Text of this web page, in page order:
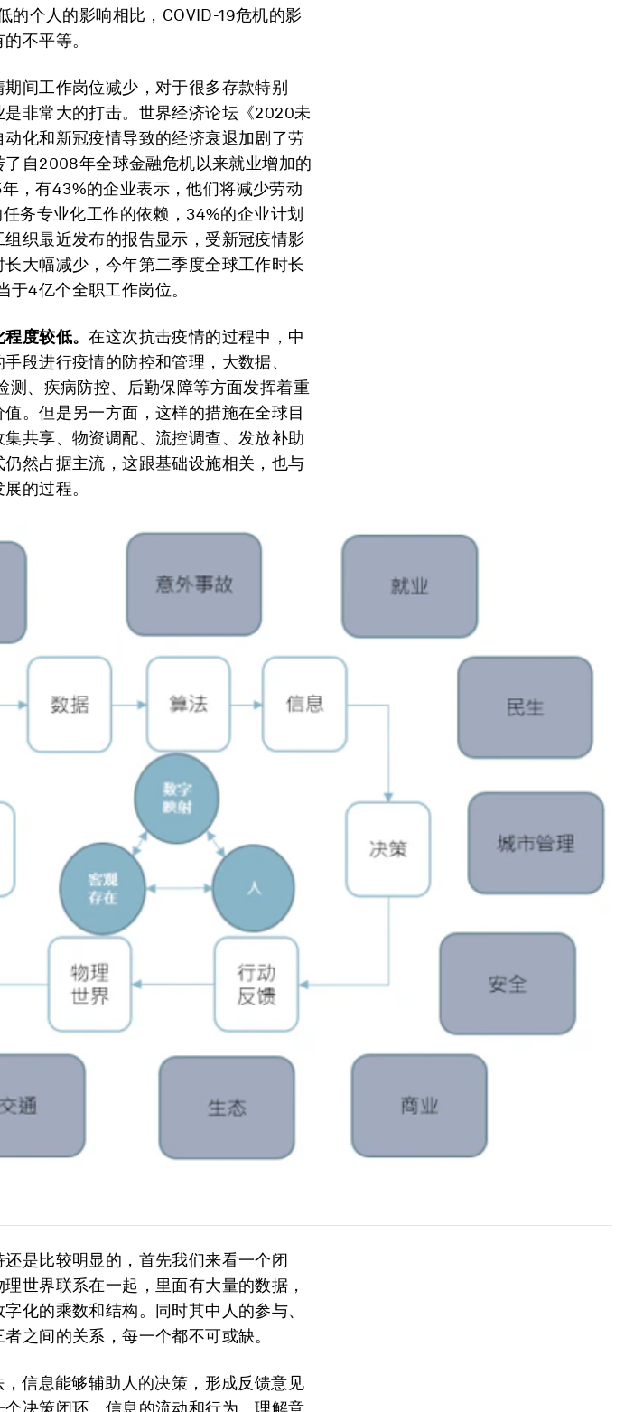
个人的影响相比，COVID-19危机的影
不平等。
期间工作岗位减少，对于很多存款特别
非常大的打击。世界经济论坛《2020未
化和新冠疫情导致的经济衰退加剧了劳
自2008年全球金融危机以来就业增加的
，有43%的企业表示，他们将减少劳动
务专业化工作的依赖，34%的企业计划
织最近发布的报告显示，受新冠疫情影
大幅减少，今年第二季度全球工作时长
于4亿个全职工作岗位。
程度较低。在这次抗击疫情的过程中，中
段进行疫情的防控和管理，大数据、
测、疾病防控、后勤保障等方面发挥着重
。但是另一方面，这样的措施在全球目
共享、物资调配、流控调查、发放补助
然占据主流，这跟基础设施相关，也与
的过程。
是比较明显的，首先我们来看一个闭
世界联系在一起，里面有大量的数据，
化的乘数和结构。同时其中人的参与、
之间的关系，每一个都不可或缺。
信息能够辅助人的决策，形成反馈意见
决策闭环。信息的流动和行为、理解意